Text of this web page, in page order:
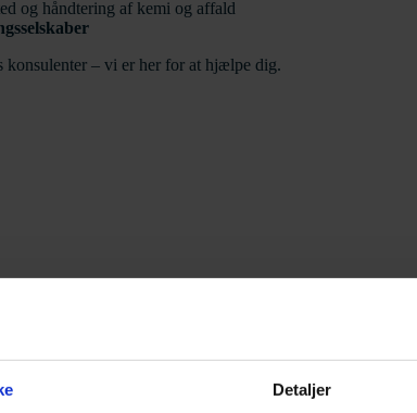
Detaljer
og håndtering af kemi og affald
konsulenter – vi er her for at hjælpe dig.